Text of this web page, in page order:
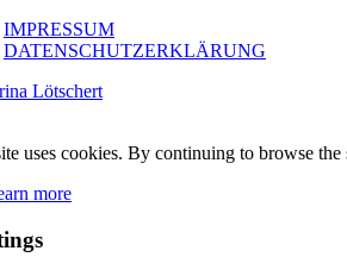
IMPRESSUM
DATENSCHUTZERKLÄRUNG
Lötschert
uses cookies. By continuing to browse
more